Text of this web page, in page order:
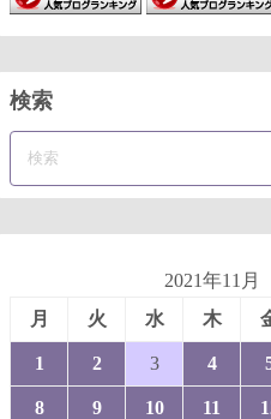
検索
2021年11月
月
火 水 木
1 2 3 4
8 9 10 11